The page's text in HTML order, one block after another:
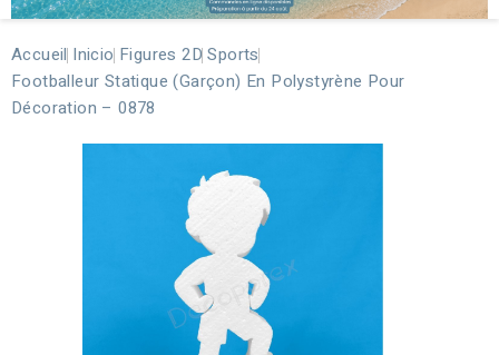
Accueil Inicio Figures 2D Sports
Footballeur Statique (Garçon) En Polystyrène Pour
Décoration – 0878